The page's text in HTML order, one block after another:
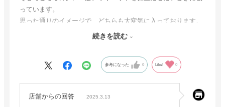
っています。
思った通りのイメージで、どちらも大変気に入っております。
外出するのが楽しくなったほどです。
良い商品を本当にありがとうございました！
続きを読む
参考になった 0 Like! 0
店舗からの回答 2025.3.13